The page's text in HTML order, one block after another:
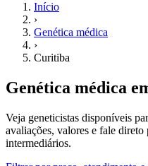
Início
›
Genética médica
›
Curitiba
Genética médica
Veja geneticistas disponíveis
avaliações, valores e fale
intermediários.